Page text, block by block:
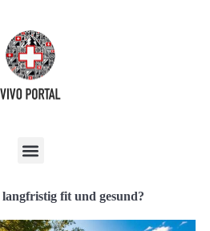
fit und gesund?